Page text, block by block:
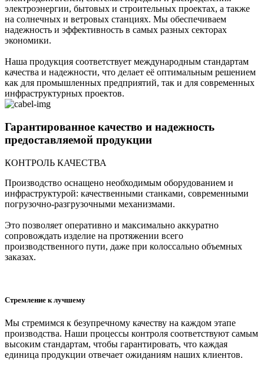
электроэнергии, бытовых и строительных проектах, а также
на солнечных и ветровых станциях. Мы обеспечиваем
надежность и эффективность в самых разных секторах
экономики.
Наша продукция соответствует международным стандартам
качества и надежности, что делает её оптимальным решением
как для промышленных предприятий, так и для современных
инфраструктурных проектов.
Гарантированное качество и надежность
предоставляемой продукции
КОНТРОЛЬ КАЧЕСТВА
Производство оснащено необходимым оборудованием и
инфраструктурой: качественными станками, современными
погрузочно-разгрузочными механизмами.
Это позволяет оперативно и максимально аккуратно
сопровождать изделие на протяжении всего
производственного пути, даже при колоссально объемных
заказах.
Стремление к лучшему
Мы стремимся к безупречному качеству на каждом этапе
производства. Наши процессы контроля соответствуют самым
высоким стандартам, чтобы гарантировать, что каждая
единица продукции отвечает ожиданиям наших клиентов.